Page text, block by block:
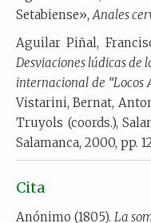
Setabiense», Anales
Aguilar Piñal,
Desviaciones lúdicas
internacional de “Locos
Vistarini, Bernat,
Truyols (coords.),
Salamanca, 2000, pp.
Cita
Anónimo (1805). La